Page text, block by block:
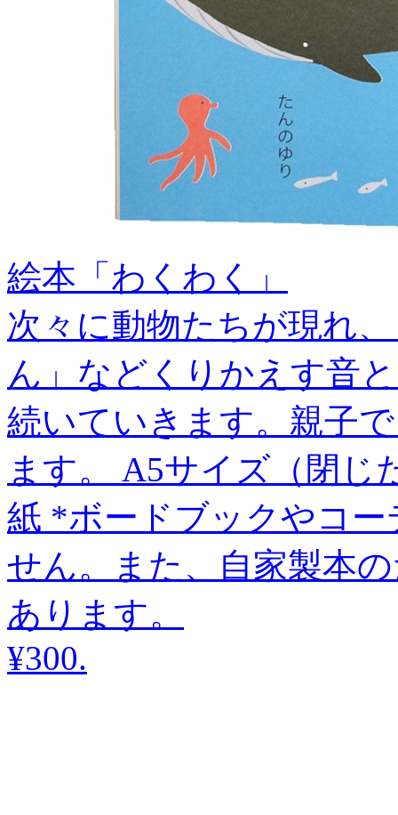
絵本「わくわく」
次々に動物たちが現れ
ん」などくりかえす音
続いていきます。親子
ます。 A5サイズ（閉じ
紙 *ボードブックやコ
せん。また、自家製本
あります。
¥300.